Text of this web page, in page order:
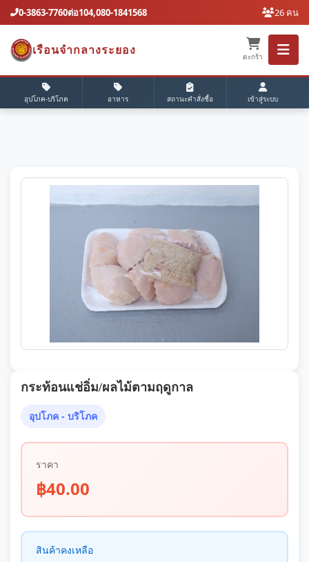
0-3863-7760ต่อ104,080-1841568 26 คน
เรือนจํากลางระยอง
ตะกร้า
อุปโภค-บริโภค อาหาร สถานะคำสั่งซื้อ เข้าสู่ระบบ
กระท้อนแช่อิ่ม/ผลไม้ตามฤดูกาล
อุปโภค - บริโภค
ราคา
฿40.00
สินค้าคงเหลือ